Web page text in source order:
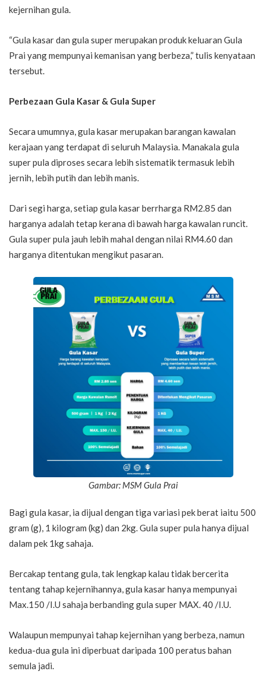
kejernihan gula.
“Gula kasar dan gula super merupakan produk keluaran Gula
Prai yang mempunyai kemanisan yang berbeza,” tulis kenyataan
tersebut.
Perbezaan Gula Kasar & Gula Super
Secara umumnya, gula kasar merupakan barangan kawalan
kerajaan yang terdapat di seluruh Malaysia. Manakala gula
super pula diproses secara lebih sistematik termasuk lebih
jernih, lebih putih dan lebih manis.
Dari segi harga, setiap gula kasar berrharga RM2.85 dan
harganya adalah tetap kerana di bawah harga kawalan runcit.
Gula super pula jauh lebih mahal dengan nilai RM4.60 dan
harganya ditentukan mengikut pasaran.
Gambar: MSM Gula Prai
Bagi gula kasar, ia dijual dengan tiga variasi pek berat iaitu 500
gram (g), 1 kilogram (kg) dan 2kg. Gula super pula hanya dijual
dalam pek 1kg sahaja.
Bercakap tentang gula, tak lengkap kalau tidak bercerita
tentang tahap kejernihannya, gula kasar hanya mempunyai
Max.150 /I.U sahaja berbanding gula super MAX. 40 /I.U.
Walaupun mempunyai tahap kejernihan yang berbeza, namun
kedua-dua gula ini diperbuat daripada 100 peratus bahan
semula jadi.